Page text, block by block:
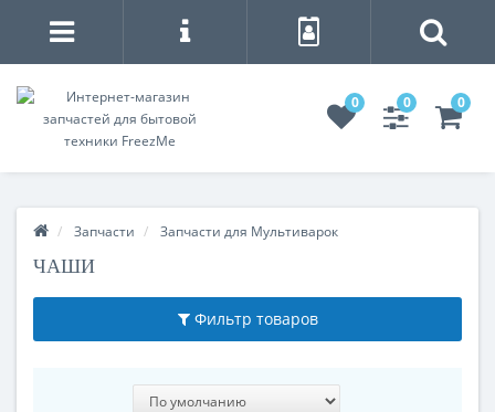
0 0 0
Запчасти Запчасти для Мультиварок
ЧАШИ
Фильтр товаров